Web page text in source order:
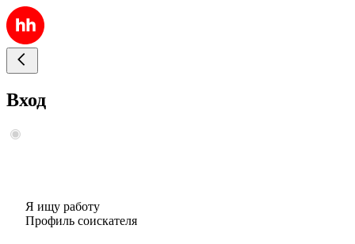
Вход
Я ищу работу
Профиль соискателя